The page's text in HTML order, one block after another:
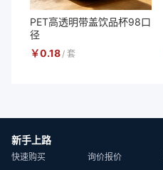
PET高透明带盖饮品杯98口
径
￥0.18 / 套
新手上路
快速购买 询价报价